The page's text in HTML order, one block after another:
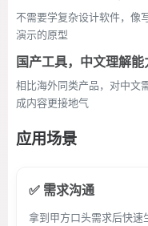
不需要学复杂设计软件，像
演示的原型
国产工具，中文理解能
相比海外同类产品，对中文
成内容更接地气
应用场景
✅ 需求沟通
拿到甲方口头需求后快速